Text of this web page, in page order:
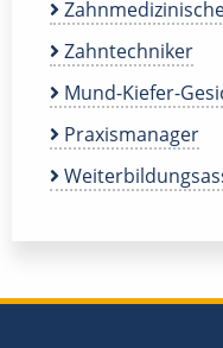
Zahntechniker
Mund-Kiefer-
Praxismanager